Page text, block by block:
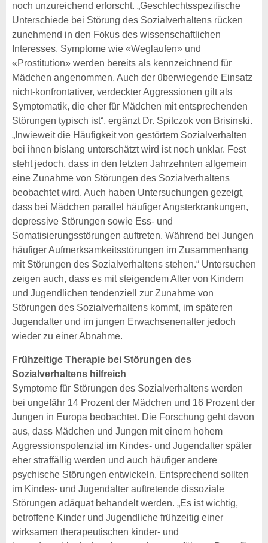
noch unzureichend erforscht. „Geschlechtsspezifische
Unterschiede bei Störung des Sozialverhaltens rücken
zunehmend in den Fokus des wissenschaftlichen
Interesses. Symptome wie «Weglaufen» und
«Prostitution» werden bereits als kennzeichnend für
Mädchen angenommen. Auch der überwiegende Einsatz
nicht-konfrontativer, verdeckter Aggressionen gilt als
Symptomatik, die eher für Mädchen mit entsprechenden
Störungen typisch ist“, ergänzt Dr. Spitczok von Brisinski.
„Inwieweit die Häufigkeit von gestörtem Sozialverhalten
bei ihnen bislang unterschätzt wird ist noch unklar. Fest
steht jedoch, dass in den letzten Jahrzehnten allgemein
eine Zunahme von Störungen des Sozialverhaltens
beobachtet wird. Auch haben Untersuchungen gezeigt,
dass bei Mädchen parallel häufiger Angsterkrankungen,
depressive Störungen sowie Ess- und
Somatisierungsstörungen auftreten. Während bei Jungen
häufiger Aufmerksamkeitsstörungen im Zusammenhang
mit Störungen des Sozialverhaltens stehen.“ Untersuchen
zeigen auch, dass es mit steigendem Alter von Kindern
und Jugendlichen tendenziell zur Zunahme von
Störungen des Sozialverhaltens kommt, im späteren
Jugendalter und im jungen Erwachsenenalter jedoch
wieder zu einer Abnahme.
Frühzeitige Therapie bei Störungen des
Sozialverhaltens hilfreich
Symptome für Störungen des Sozialverhaltens werden
bei ungefähr 14 Prozent der Mädchen und 16 Prozent der
Jungen in Europa beobachtet. Die Forschung geht davon
aus, dass Mädchen und Jungen mit einem hohem
Aggressionspotenzial im Kindes- und Jugendalter später
eher straffällig werden und auch häufiger andere
psychische Störungen entwickeln. Entsprechend sollten
im Kindes- und Jugendalter auftretende dissoziale
Störungen adäquat behandelt werden. „Es ist wichtig,
betroffene Kinder und Jugendliche frühzeitig einer
wirksamen therapeutischen kinder- und